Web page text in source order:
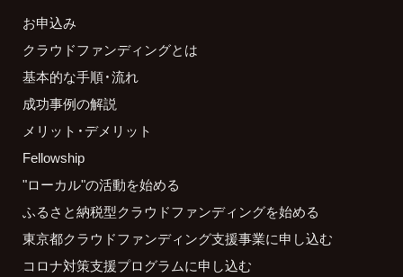
お申込み
クラウドファンディングとは
基本的な手順・流れ
成功事例の解説
メリット・デメリット
Fellowship
"ローカル"の活動を始める
ふるさと納税型クラウドファンディングを始める
東京都クラウドファンディング支援事業に申し込む
コロナ対策支援プログラムに申し込む